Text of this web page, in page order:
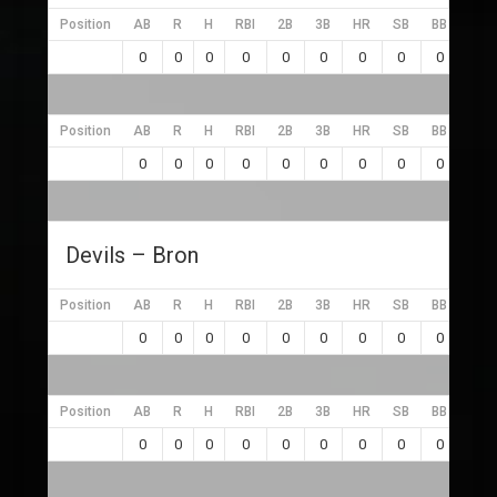
Position AB R H RBI 2B 3B HR SB BB
0 0 0 0 0 0 0 0 0
Position AB R H RBI 2B 3B HR SB BB
0 0 0 0 0 0 0 0 0
Devils – Bron
Position AB R H RBI 2B 3B HR SB BB
0 0 0 0 0 0 0 0 0
Position AB R H RBI 2B 3B HR SB BB
0 0 0 0 0 0 0 0 0